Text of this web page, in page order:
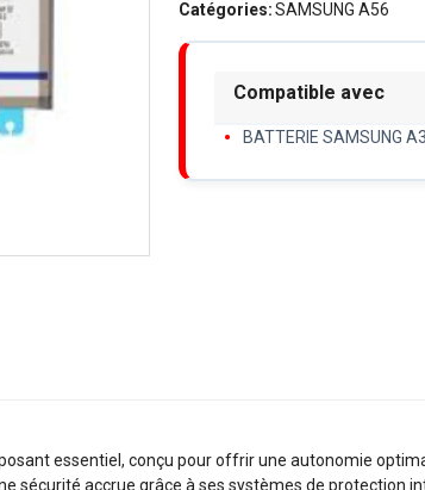
Catégories:SAMSUNG A56
Compatible avec
BATTERIE SAMSUNG
essentiel, conçu pour offrir une autonomie
sécurité accrue grâce à ses systèmes de protection